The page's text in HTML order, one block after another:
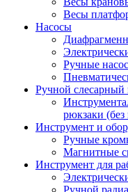
Весы
Насосы
Ручные
Ручной слесарный
рюкзаки
Инструмент и
Ручные
Магнитные
Инструмент для
Ручной